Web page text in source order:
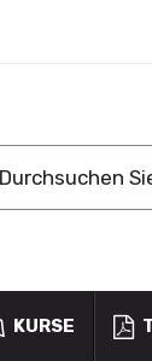
KURSE